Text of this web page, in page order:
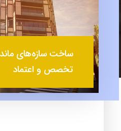
ساخت سازه‌های
تخصص و اعتماد